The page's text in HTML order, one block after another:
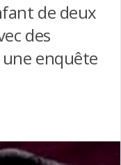
de deux
des
enquête